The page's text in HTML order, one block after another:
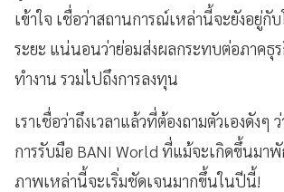
เข้าใจ เชื่อว่าสถานการณ์เหล่านี้จะยังอยู่กั
ระยะ แน่นอนว่าย่อมส่งผลกระทบต่อภาคธุ
ทำงาน รวมไปถึงการลงทุน
เราเชื่อว่าถึงเวลาแล้วที่ต้องถามตัวเองดังๆ
การรับมือ BANI World ที่แม้จะเกิดขึ้นมา
ภาพเหล่านี้จะเริ่มชัดเจนมากขึ้นในปีนี้!